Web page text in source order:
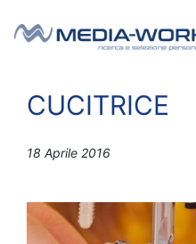
Navigazione
CUCITRICE
18 Aprile 2016